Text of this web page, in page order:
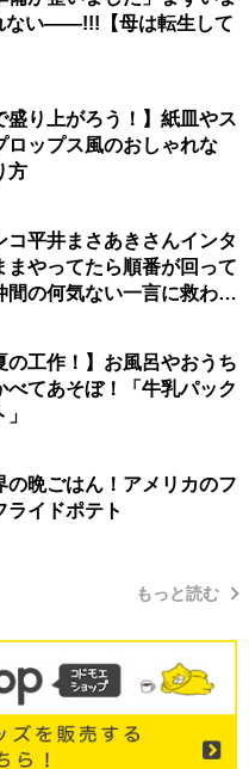
ない――!!!【母は転生して
盛り上がろう！】紙皿やス
ロップス風のおしゃれな
方
コ平井まさあきさんインタ
まやってたら順番が回って
間の何気ない一言に救われ
の工作！】お風呂やおうち
べてあそぼ！「牛乳パック
の晩ごはん！アメリカのフ
ライドポテト
もっと読む